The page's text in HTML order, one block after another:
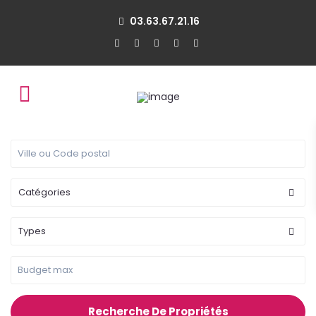
03.63.67.21.16
Catégories
Types
Recherche De Propriétés